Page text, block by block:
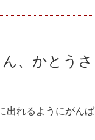
、かとうさ
出れるようにがんば